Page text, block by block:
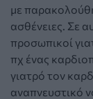
με
ασθένειες. Σε
προσωπικοί
πχ ένας
γιατρό τον
αναπνευστικό